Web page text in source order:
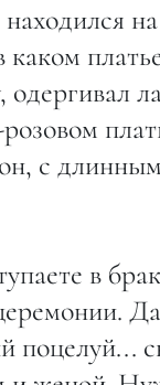
каком
одергивал
с
в
поцелуй...